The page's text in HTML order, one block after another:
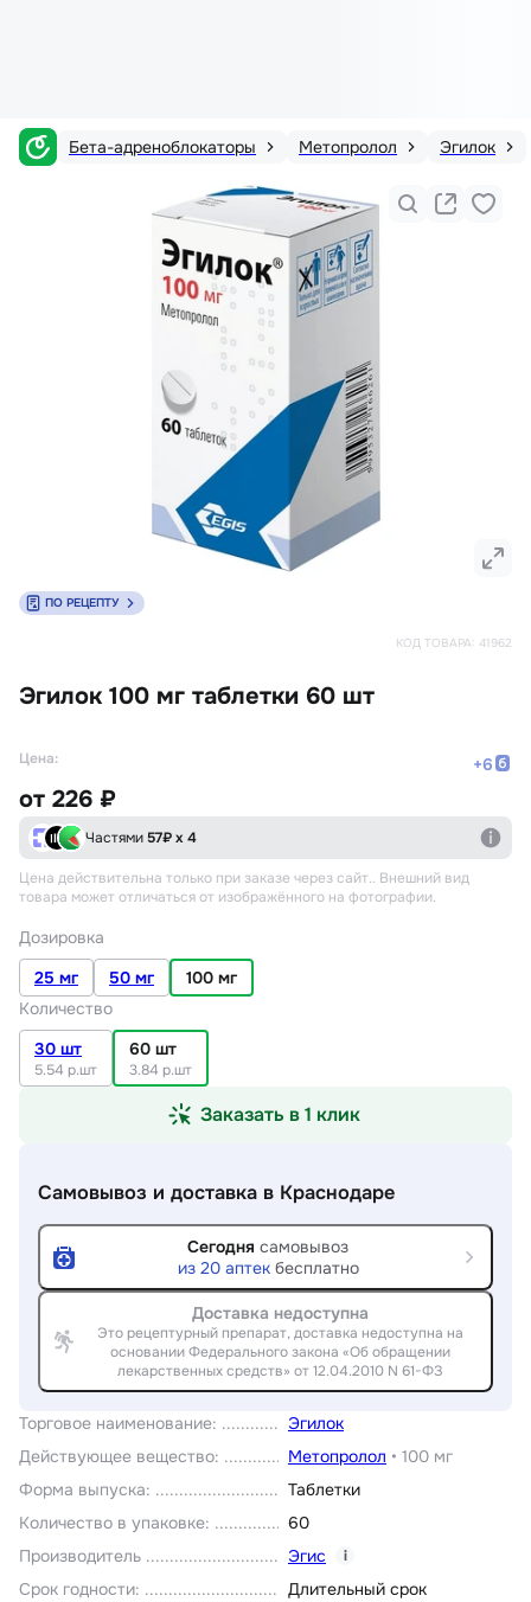
Бета-адреноблокаторы Метопролол Эгилок
КОД ТОВАРА: 41962
Эгилок 100 мг таблетки 60 шт
ПО РЕЦЕПТУ
Торговое наименование:
Эгилок
Действующее вещество: Метопролол • 100 мг
Форма выпуска:
Таблетки
Количество в упаковке:
60
Производитель
Эгис i
Срок годности:
Длительный срок
Цена: +6
от 226 ₽
Частями 57₽ х 4
Цена действительна только при заказе через сайт.. Внешний вид
товара может отличаться от изображённого на фотографии.
Дозировка
25 мг
50 мг
100 мг
Количество
30 шт
5.54 р.шт
60 шт
3.84 р.шт
Заказать в 1 клик
Самовывоз и доставка в Краснодаре
Сегодня самовывоз
из 20 аптекбесплатно
Доставка недоступна
Это рецептурный препарат, доставка недоступна на
основании Федерального закона «Об обращении
лекарственных средств» от 12.04.2010 N 61-ФЗ